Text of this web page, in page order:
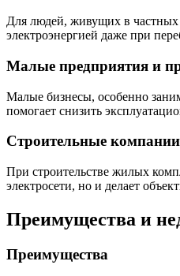
Для людей, живущих в частных
электроэнергией даже при
Малые предприятия и
Малые бизнесы, особенно
помогает снизить
Строительные
При строительстве жилых
электросети, но и делает
Преимущества и
Преимущества